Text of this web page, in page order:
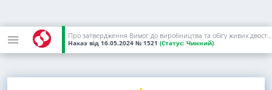
Про затвердження Вимог до виробництва та обігу живих двостулкових молюсків, живих голкошкірих, живих кишковопорожнинних та живих морських черевоногих, класифікації територій виробництва і територій повторного заселення живих двостулкових молюсків, санітарного обстеження, моніторингу та ведення переліку відповідних територій
Наказ від 16.05.2024 № 1521 (Статус: Чинний)